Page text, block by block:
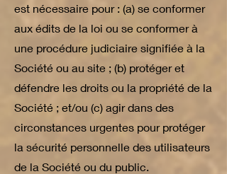
est nécessaire pour : (a) se conformer
aux édits de la loi ou se conformer à
une procédure judiciaire signifiée à la
Société ou au site ; (b) protéger et
défendre les droits ou la propriété de la
Société ; et/ou (c) agir dans des
circonstances urgentes pour protéger
la sécurité personnelle des utilisateurs
de la Société ou du public.